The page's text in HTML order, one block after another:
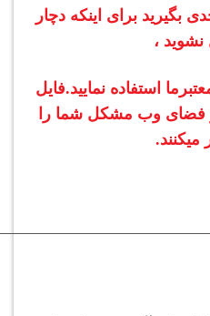
بگیرید برای اینکه دچار
،
استفاده نمایید.فایل
فضای وب مشکل شما را
میکنند.